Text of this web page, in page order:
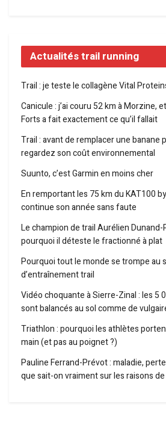
Actualités trail running
Trail : je teste le collagène Vital
Canicule : j’ai couru 52 km à Morzine,
Forts a fait exactement ce qu’il fallait
Trail : avant de remplacer une banane
regardez son coût environnemental
Suunto, c’est Garmin en moins cher
En remportant les 75 km du KAT100
continue son année sans faute
Le champion de trail Aurélien Dunand-
pourquoi il déteste le fractionné à plat
Pourquoi tout le monde se trompe au
d’entraînement trail
Vidéo choquante à Sierre-Zinal : les 5
sont balancés au sol comme de
Triathlon : pourquoi les athlètes
main (et pas au poignet ?)
Pauline Ferrand-Prévot : maladie,
que sait-on vraiment sur les raisons